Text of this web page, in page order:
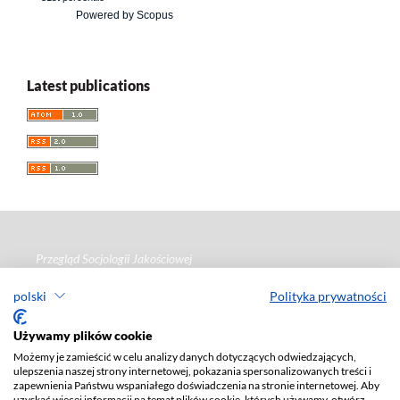
polski Polityka prywatności
Używamy plików cookie
Możemy je zamieścić w celu analizy danych dotyczących odwiedzających,
ulepszenia naszej strony internetowej, pokazania spersonalizowanych treści i
zapewnienia Państwu wspaniałego doświadczenia na stronie internetowej. Aby
Powered by Scopus
Latest publications
Przegląd Socjologii Jakościowej
e-ISSN 1733-8069
Redaktor naczelny: Krzysztof Tomasz Konecki
Wydawca: Wydawnictwo Uniwersytetu Łódzkiego (
Jana Matejki St., no 34A, 90-237 Łódź, Poland
Tel.: 42 235 01 65, fax: 42 66 55 86
Biuro:journals@uni.lodz.pl